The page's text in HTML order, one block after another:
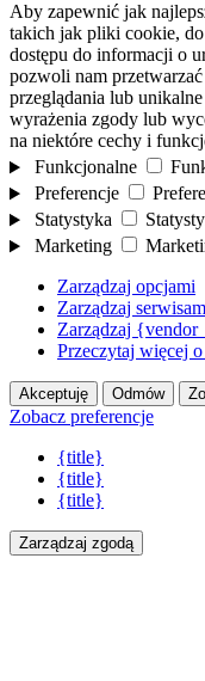
Aby zapewnić jak
takich jak pliki cookie,
dostępu do informacji o
pozwoli nam
przeglądania lub
wyrażenia zgody lub
na niektóre cechy i
Funkcjonalne
Preferencje
Statystyka
Marketing
Zarządzaj opcjami
Zarządzaj
Zarządzaj
Przeczytaj więcej
Akceptuję Odmów
Zobacz preferencje
{title}
{title}
{title}
Zarządzaj zgodą